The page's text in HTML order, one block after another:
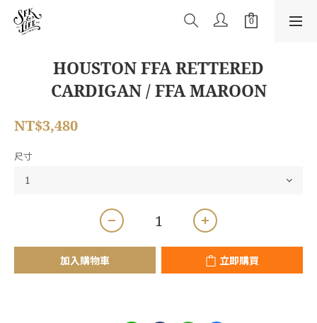
HOUSTON FFA RETTERED
CARDIGAN / FFA MAROON
NT$3,480
尺寸
加入購物車 立即購買